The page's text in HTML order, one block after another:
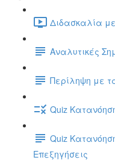
Διδασκαλία
Αναλυτικές
Περίληψη με
Quiz
Quiz
Επεξηγήσεις